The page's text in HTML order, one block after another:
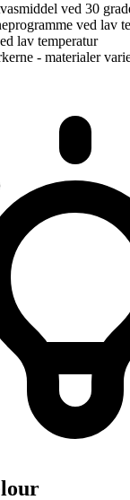
ved 30
ved lav
lav temperatur
- materialer